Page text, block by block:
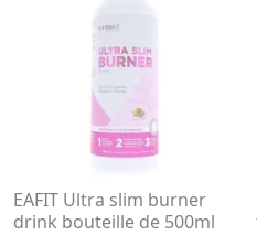
EAFIT Ultra slim burner
drink bouteille de 500ml